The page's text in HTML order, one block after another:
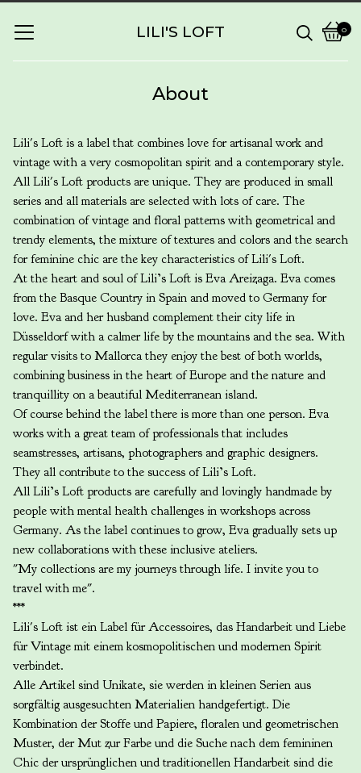
LILI'S LOFT 0
View
cart
0
items
About
Lili's Loft is a label that combines love for artisanal work and
vintage with a very cosmopolitan spirit and a contemporary style.
All Lili's Loft products are unique. They are produced in small
series and all materials are selected with lots of care. The
combination of vintage and floral patterns with geometrical and
trendy elements, the mixture of textures and colors and the search
for feminine chic are the key characteristics of Lili's Loft.
At the heart and soul of Lili’s Loft is Eva Areizaga. Eva comes
from the Basque Country in Spain and moved to Germany for
love. Eva and her husband complement their city life in
Düsseldorf with a calmer life by the mountains and the sea. With
regular visits to Mallorca they enjoy the best of both worlds,
combining business in the heart of Europe and the nature and
tranquillity on a beautiful Mediterranean island.
Of course behind the label there is more than one person. Eva
works with a great team of professionals that includes
seamstresses, artisans, photographers and graphic designers.
They all contribute to the success of Lili’s Loft.
All Lili’s Loft products are carefully and lovingly handmade by
people with mental health challenges in workshops across
Germany. As the label continues to grow, Eva gradually sets up
new collaborations with these inclusive ateliers.
"My collections are my journeys through life. I invite you to
travel with me".
***
Lili's Loft ist ein Label für Accessoires, das Handarbeit und Liebe
für Vintage mit einem kosmopolitischen und modernen Spirit
verbindet.
Alle Artikel sind Unikate, sie werden in kleinen Serien aus
sorgfältig ausgesuchten Materialien handgefertigt. Die
Kombination der Stoffe und Papiere, floralen und geometrischen
Muster, der Mut zur Farbe und die Suche nach dem femininen
Chic der ursprünglichen und traditionellen Handarbeit sind die